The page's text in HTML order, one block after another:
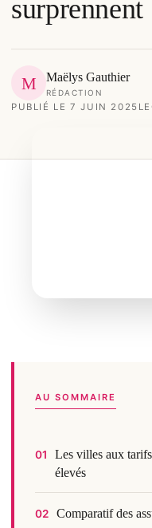
surprennent
M Maëlys Gauthier
RÉDACTION
PUBLIÉ LE 7 JUIN 2025
AU SOMMAIRE
01
Les villes aux
élevés
02 Comparatif des